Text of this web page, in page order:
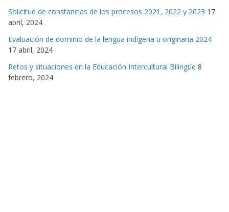
Solicitud de constancias de los procesos 2021, 2022 y 2023 17
abril, 2024
Evaluación de dominio de la lengua indígena u originaria 2024
17 abril, 2024
Retos y situaciones en la Educación Intercultural Bilingüe 8
febrero, 2024